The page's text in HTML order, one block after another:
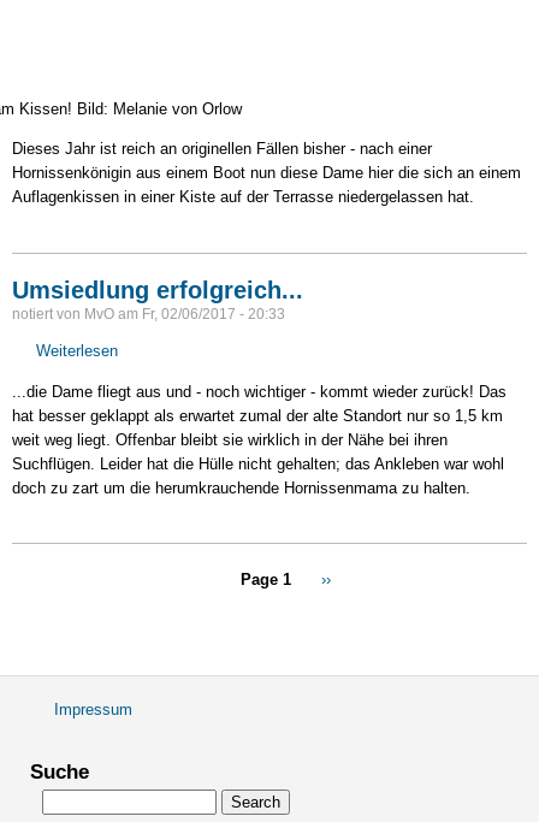
Kissen! Bild: Melanie von Orlow
Dieses Jahr ist reich an originellen Fällen bisher - nach einer
Hornissenkönigin aus einem Boot nun diese Dame hier die sich an einem
Auflagenkissen in einer Kiste auf der Terrasse niedergelassen hat.
Umsiedlung erfolgreich...
notiert von MvO am Fr, 02/06/2017 - 20:33
Weiterlesen
erfolgreich...
...die Dame fliegt aus und - noch wichtiger - kommt wieder zurück! Das
hat besser geklappt als erwartet zumal der alte Standort nur so 1,5 km
weit weg liegt. Offenbar bleibt sie wirklich in der Nähe bei ihren
Suchflügen. Leider hat die Hülle nicht gehalten; das Ankleben war wohl
doch zu zart um die herumkrauchende Hornissenmama zu halten.
Page 1
Nächste
››
Fußbereichsmenü
Impressum
Suche